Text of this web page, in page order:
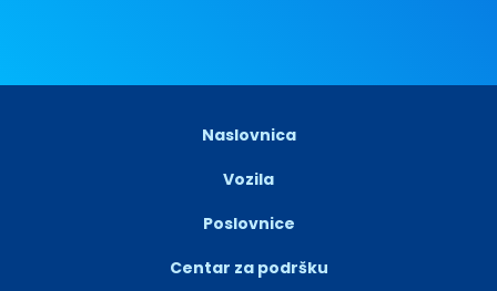
Naslovnica
Vozila
Poslovnice
Centar za podršku